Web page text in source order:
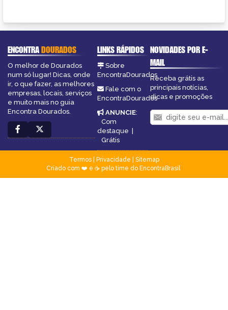
ENCONTRADOURADOS
O melhor de Dourados
num só lugar! Dicas, onde
ir, o que fazer, as melhores
empresas, locais, serviços
e muito mais no guia
Encontra Dourados.
LINKS RÁPIDOS
Sobre
EncontraDourados
Fale com o
EncontraDourados
ANUNCIE:
Com
destaque
Grátis
NOVIDADES POR E-
MAIL
Receba grátis as
principais notícias,
dicas e promoções
Termos| Privacidade
Sitemap
Criado com ❤️ e ☕ pelo time do EncontraBrasil